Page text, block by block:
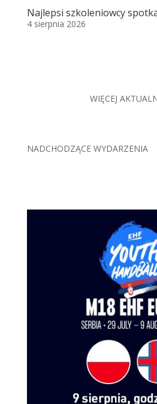
Najlepsi szkoleniowcy
4 sierpnia 2026
WIĘCEJ
NADCHODZĄCE WYDARZENIA